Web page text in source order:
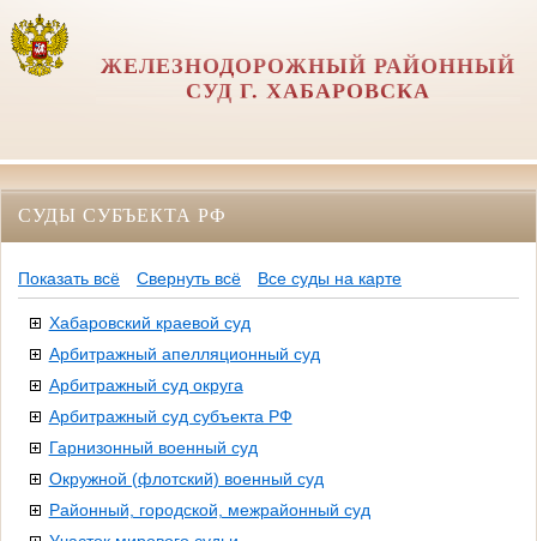
ЖЕЛЕЗНОДОРОЖНЫЙ РАЙОННЫЙ
СУД Г. ХАБАРОВСКА
СУДЫ СУБЪЕКТА РФ
Показать всё Свернуть всё Все суды на карте
Хабаровский краевой суд
Арбитражный апелляционный суд
Арбитражный суд округа
Арбитражный суд субъекта РФ
Гарнизонный военный суд
Окружной (флотский) военный суд
Районный, городской, межрайонный суд